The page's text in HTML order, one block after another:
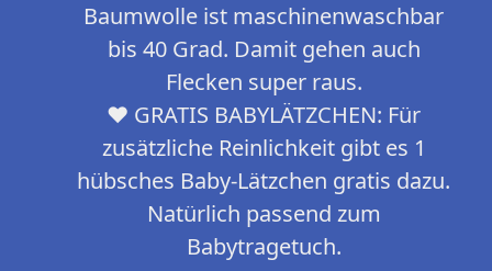
Baumwolle ist maschinenwaschbar
bis 40 Grad. Damit gehen auch
Flecken super raus.
❤ GRATIS BABYLÄTZCHEN: Für
zusätzliche Reinlichkeit gibt es 1
hübsches Baby-Lätzchen gratis dazu.
Natürlich passend zum
Babytragetuch.